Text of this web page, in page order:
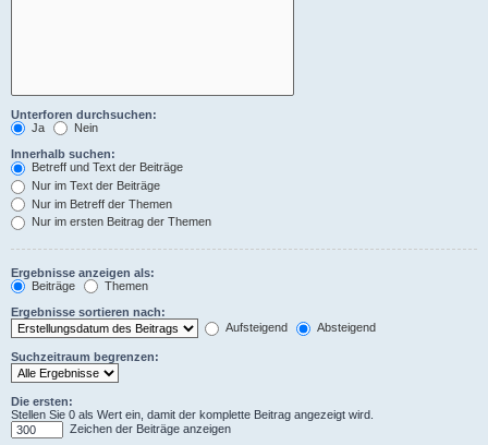
Unterforen durchsuchen:
Ja
Nein
Innerhalb suchen:
Betreff und Text der Beiträge
Nur im Text der Beiträge
Nur im Betreff der Themen
Nur im ersten Beitrag der Themen
Ergebnisse anzeigen als:
Beiträge
Themen
Ergebnisse sortieren nach:
Aufsteigend
Absteigend
Suchzeitraum begrenzen:
Die ersten:
Stellen Sie 0 als Wert ein, damit der komplette Beitrag angezeigt wird.
Zeichen der Beiträge anzeigen